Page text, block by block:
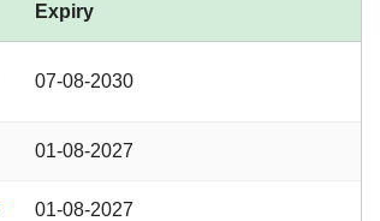
Expiry
07-08-2030
01-08-2027
01-08-2027